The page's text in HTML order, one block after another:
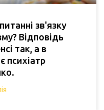
зв'язку
Відповідь
так, а в
психіатр